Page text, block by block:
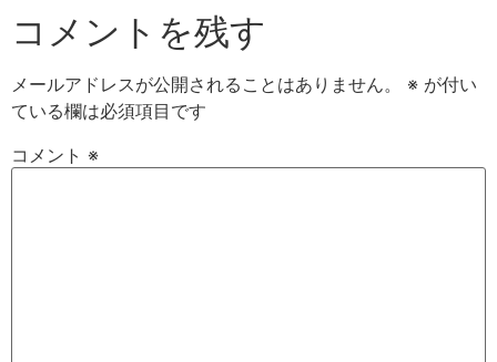
コメントを残す
メールアドレスが公開されることはありません。 ※ が付い
ている欄は必須項目です
コメント ※